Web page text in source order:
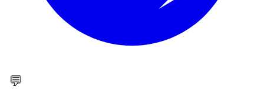
💬